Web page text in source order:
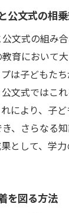
公文式の相
文式の組み
育において
は子どもた
文式ではこ
により、子
、さらなる
として、学
を図る方法